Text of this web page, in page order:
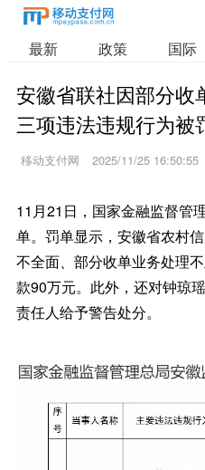
最新 政策 国际
安徽省联社因部分收
三项违法违规行为被
移动支付网 2025/11/25 16:50:55
11月21日，国家金融监督管
单。罚单显示，安徽省农村
不全面、部分收单业务处理
款90万元。此外，还对钟琼
责任人给予警告处分。